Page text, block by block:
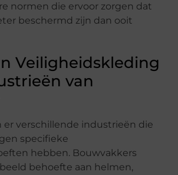
normen die ervoor zorgen dat
beschermd zijn dan ooit
Veiligheidskleding
van
er verschillende industrieën die
specifieke
hebben. Bouwvakkers
behoefte aan helmen,